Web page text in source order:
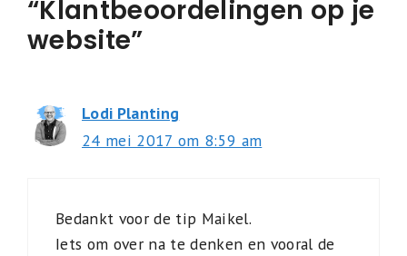
“Klantbeoordelingen op je
website”
Lodi Planting
24 mei 2017 om 8:59 am
Bedankt voor de tip Maikel.
Iets om over na te denken en vooral de